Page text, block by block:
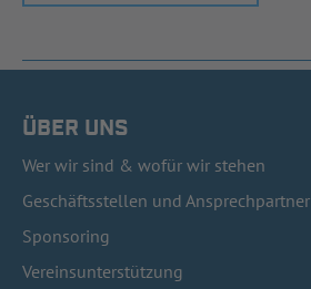
ÜBER UNS
Wer wir sind & wofür wir stehen
Geschäftsstellen und Ansprechpartner
Sponsoring
Vereinsunterstützung